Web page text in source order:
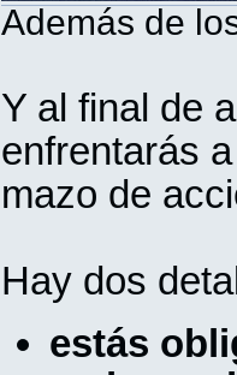
Además de
Y al final de
enfrentarás
mazo de
Hay dos
estás